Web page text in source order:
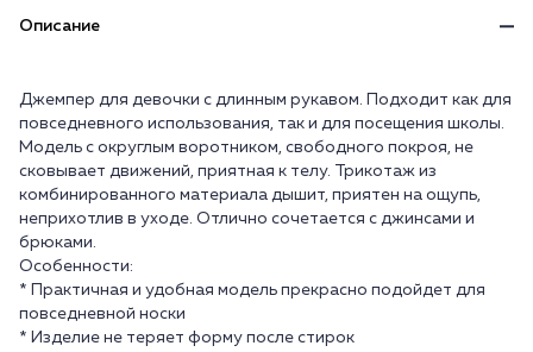
Описание
Джемпер для девочки с длинным рукавом. Подходит как для
повседневного использования, так и для посещения школы.
Модель с округлым воротником, свободного покроя, не
сковывает движений, приятная к телу. Трикотаж из
комбинированного материала дышит, приятен на ощупь,
неприхотлив в уходе. Отлично сочетается с джинсами и
брюками.
Особенности:
* Практичная и удобная модель прекрасно подойдет для
повседневной носки
* Изделие не теряет форму после стирок